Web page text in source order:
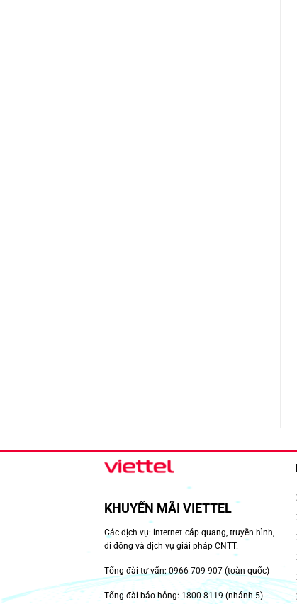
KHUYẾN MÃI VIETTEL
Các dịch vụ: internet cáp quang, truyền hình,
di động và dịch vụ giải pháp CNTT.
Tổng đài tư vấn:0966 709 907 (toàn quốc)
Tổng đài báo hỏng: 1800 8119(nhánh 5)